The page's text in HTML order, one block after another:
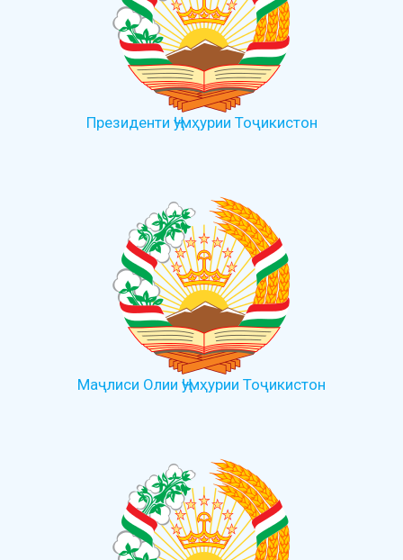
Президенти Ҷумҳурии Тоҷикистон
Маҷлиси Олии Ҷумҳурии Тоҷикистон